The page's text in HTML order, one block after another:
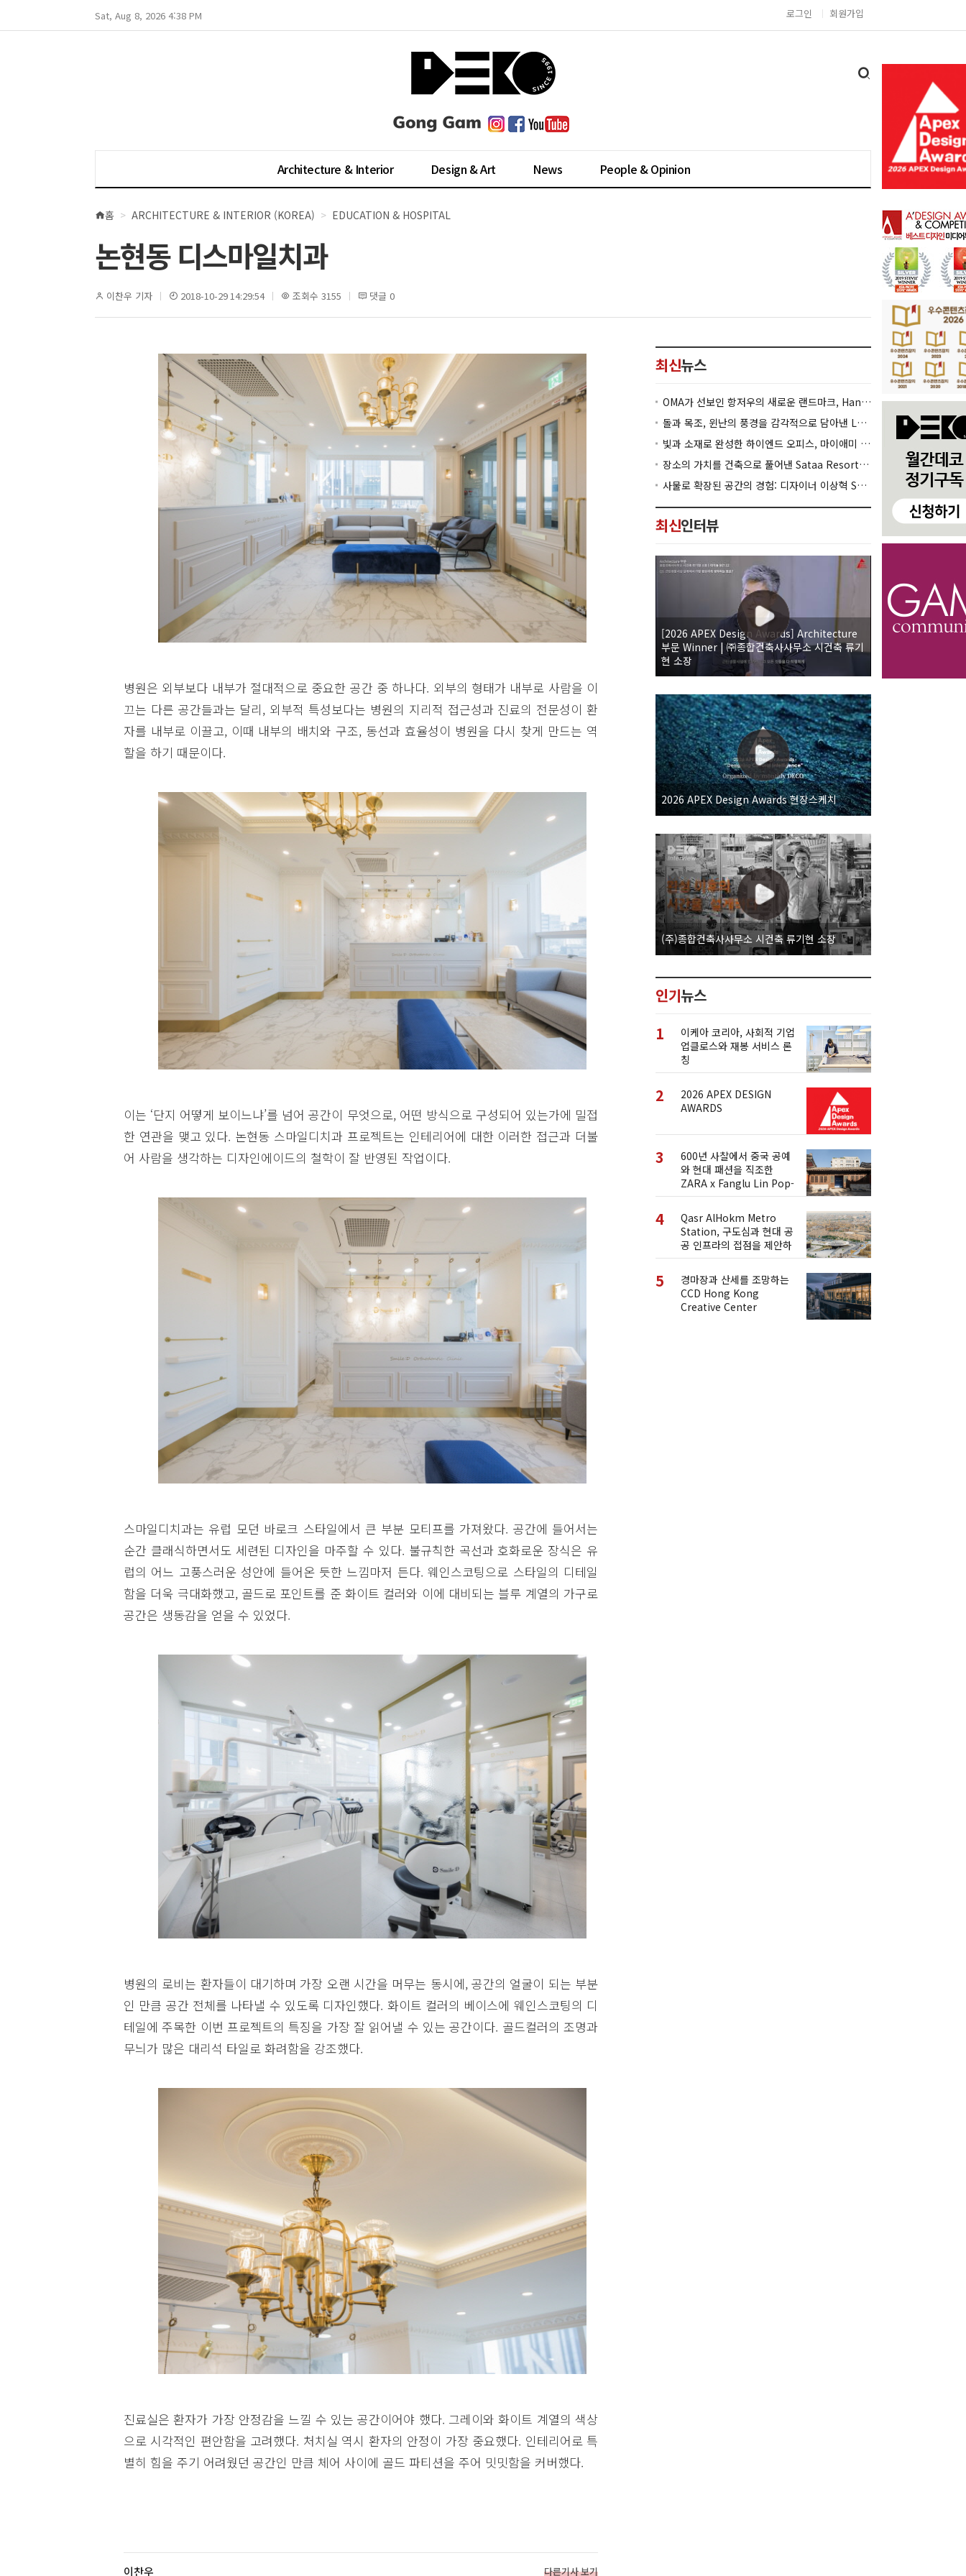
Sat, Aug 8, 2026 4:38 PM 로그인 회원가입
Architecture & Interior Design & Art News People & Opinion
현
위
치
홈 ARCHITECTURE & INTERIOR (KOREA) EDUCATION & HOSPITAL
논현동 디스마일치과
이찬우 기자 2018-10-29 14:29:54 조회수 3155 댓글 0
병원은 외부보다 내부가 절대적으로 중요한 공간 중 하나다. 외부의 형태가 내부로 사람을 이
끄는 다른 공간들과는 달리, 외부적 특성보다는 병원의 지리적 접근성과 진료의 전문성이 환
자를 내부로 이끌고, 이때 내부의 배치와 구조, 동선과 효율성이 병원을 다시 찾게 만드는 역
할을 하기 때문이다.
이는 ‘단지 어떻게 보이느냐’를 넘어 공간이 무엇으로, 어떤 방식으로 구성되어 있는가에 밀접
한 연관을 맺고 있다. 논현동 스마일디치과 프로젝트는 인테리어에 대한 이러한 접근과 더불
어 사람을 생각하는 디자인에이드의 철학이 잘 반영된 작업이다.
스마일디치과는 유럽 모던 바로크 스타일에서 큰 부분 모티프를 가져왔다. 공간에 들어서는
순간 클래식하면서도 세련된 디자인을 마주할 수 있다. 불규칙한 곡선과 호화로운 장식은 유
럽의 어느 고풍스러운 성안에 들어온 듯한 느낌마저 든다. 웨인스코팅으로 스타일의 디테일
함을 더욱 극대화했고, 골드로 포인트를 준 화이트 컬러와 이에 대비되는 블루 계열의 가구로
공간은 생동감을 얻을 수 있었다.
병원의 로비는 환자들이 대기하며 가장 오랜 시간을 머무는 동시에, 공간의 얼굴이 되는 부분
인 만큼 공간 전체를 나타낼 수 있도록 디자인했다. 화이트 컬러의 베이스에 웨인스코팅의 디
테일에 주목한 이번 프로젝트의 특징을 가장 잘 읽어낼 수 있는 공간이다. 골드컬러의 조명과
무늬가 많은 대리석 타일로 화려함을 강조했다.
진료실은 환자가 가장 안정감을 느낄 수 있는 공간이어야 했다. 그레이와 화이트 계열의 색상
으로 시각적인 편안함을 고려했다. 처치실 역시 환자의 안정이 가장 중요했다. 인테리어로 특
별히 힘을 주기 어려웠던 공간인 만큼 체어 사이에 골드 파티션을 주어 밋밋함을 커버했다.
이찬우 다른기사 보기
최신뉴스
OMA가 선보인 항저우의 새로운 랜드마크, Hangzhou Prism
돌과 목조, 윈난의 풍경을 감각적으로 담아낸 Lan Bistro Yunnan Restaurant
빛과 소재로 완성한 하이엔드 오피스, 마이애미 830 Brickell
장소의 가치를 건축으로 풀어낸 Sataa Resort Nan
사물로 확장된 공간의 경험: 디자이너 이상혁 SANGHYEOK LEE
최신인터뷰
[2026 APEX Design Awards] Architecture
부문 Winner | ㈜종합건축사사무소 시건축 류기
현 소장
2026 APEX Design Awards 현장스케치
(주)종합건축사사무소 시건축 류기현 소장
인기뉴스
1
이케아 코리아, 사회적 기업
업클로스와 재봉 서비스 론
칭
2
2026 APEX DESIGN
AWARDS
3
600년 사찰에서 중국 공예
와 현대 패션을 직조한
ZARA x Fanglu Lin Pop-
Up
4
Qasr AlHokm Metro
Station, 구도심과 현대 공
공 인프라의 접점을 제안하
다
5
경마장과 산세를 조망하는
CCD Hong Kong
Creative Center